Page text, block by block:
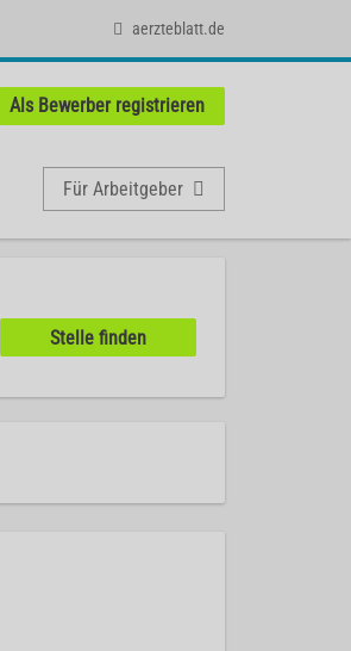
aerzteblatt.de
Als Bewerber registrieren
Für Arbeitgeber